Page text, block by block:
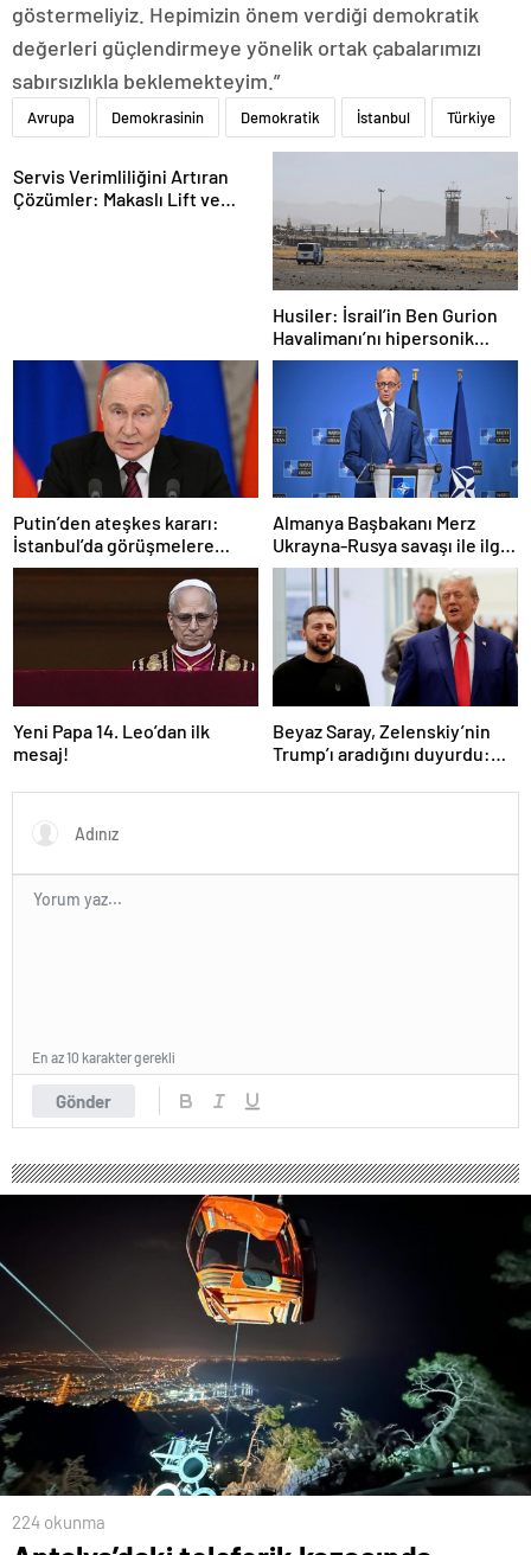
göstermeliyiz. Hepimizin önem verdiği demokratik
değerleri güçlendirmeye yönelik ortak çabalarımızı
sabırsızlıkla beklemekteyim.”
Avrupa Demokrasinin Demokratik İstanbul Türkiye
Servis Verimliliğini Artıran
Çözümler: Makaslı Lift ve
Husiler: İsrail’in Ben Gurion
Havalimanı’nı hipersonik
füzeyle hedef aldık
Putin’den ateşkes kararı:
İstanbul’da görüşmelere
başlamayı öneriyoruz
Almanya Başbakanı Merz
Ukrayna-Rusya savaşı ile ilgili
konuştu: “Top Moskova’nın
sahasında”
Yeni Papa 14. Leo’dan ilk
mesaj!
Beyaz Saray, Zelenskiy’nin
Trump’ı aradığını duyurdu:
oldu”
Gönder
En az 10 karakter gerekli
224 okunma